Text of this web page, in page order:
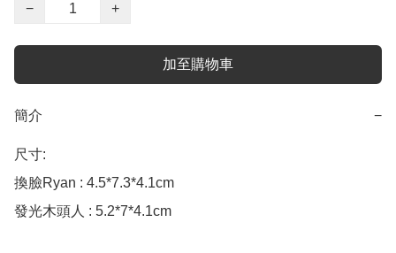
−
+
加至購物車
簡介 −
尺寸:
換臉Ryan : 4.5*7.3*4.1cm
發光木頭人 : 5.2*7*4.1cm